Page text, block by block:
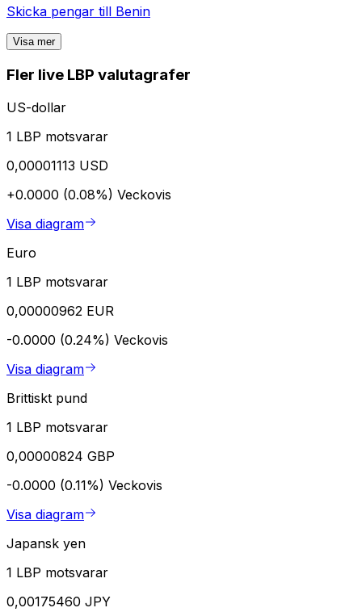
Skicka pengar till Benin
Visa mer
Fler live LBP valutagrafer
US-dollar
1 LBP motsvarar
0,00001113 USD
+0.0000 (0.08%) Veckovis
Visa diagram
Euro
1 LBP motsvarar
0,00000962 EUR
-0.0000 (0.24%) Veckovis
Visa diagram
Brittiskt pund
1 LBP motsvarar
0,00000824 GBP
-0.0000 (0.11%) Veckovis
Visa diagram
Japansk yen
1 LBP motsvarar
0,00175460 JPY